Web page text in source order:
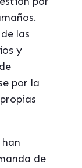
las
y
por la
de